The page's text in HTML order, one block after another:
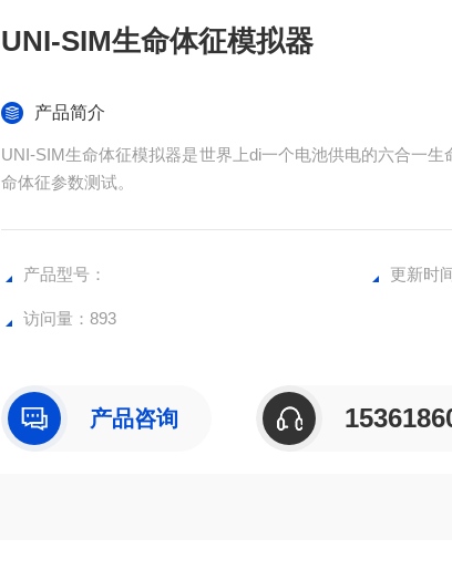
UNI-SIM生命体征模拟器
产品简介
UNI-SIM生命体征模拟器是世界上di一个电池供电的六合一
命体征参数测试。
产品型号： 更新时
访问量：893
产品咨询